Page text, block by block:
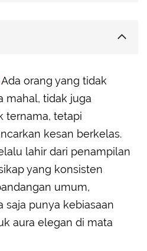
(Virgo)
Lain (Capricorn)
yang Tenang (Taurus)
Semua Orang (Leo)
Ada orang yang tidak
mahal, tidak juga
ternama, tetapi
kesan berkelas.
lahir dari penampilan
yang konsisten
umum,
saja punya kebiasaan
aura elegan di mata